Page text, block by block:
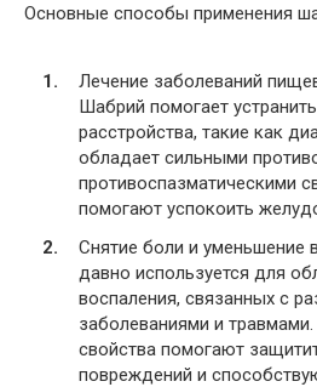
Основные способы применения
Лечение заболеваний
Шабрий помогает
расстройства, такие как
обладает сильными
противоспазматическими
помогают успокоить
Снятие боли и уменьшение
давно используется для
воспаления, связанных с
заболеваниями и
свойства помогают
повреждений и